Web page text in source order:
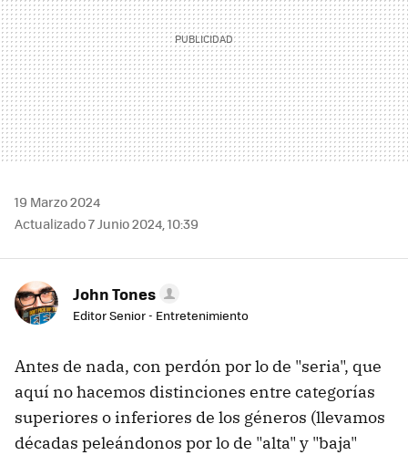
19 Marzo 2024
Actualizado 7 Junio 2024, 10:39
John Tones
Editor Senior - Entretenimiento
Antes de nada, con perdón por lo de "seria", que
aquí no hacemos distinciones entre categorías
superiores o inferiores de los géneros (llevamos
décadas peleándonos por lo de "alta" y "baja"